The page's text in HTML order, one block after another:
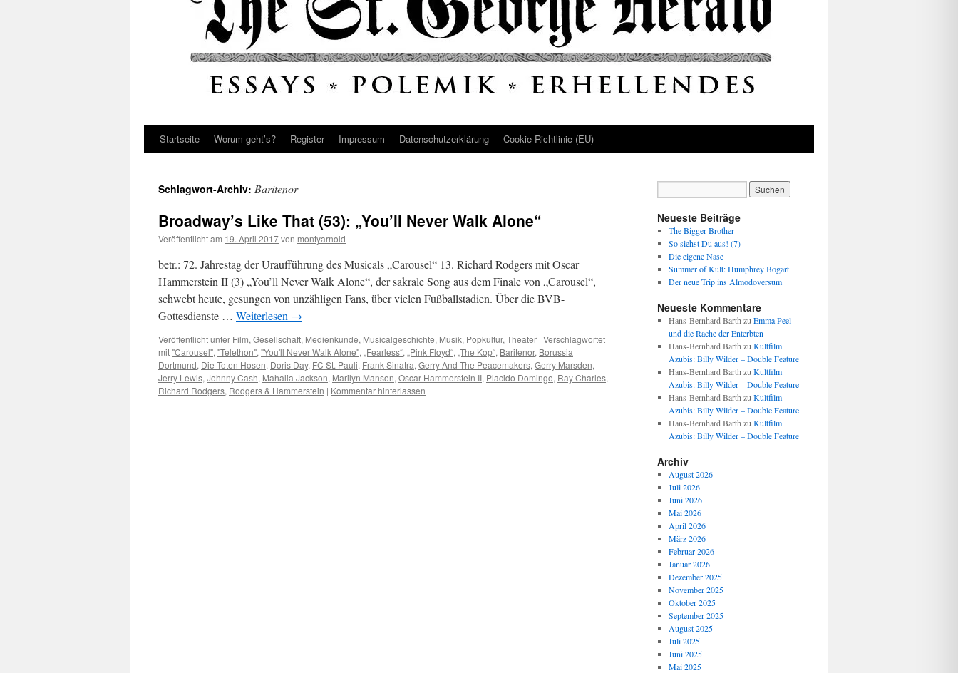
Startseite Worum geht’s? Register Impressum Datenschutz­erklärung Cookie-Richtlinie (EU)
Schlagwort-Archiv: Baritenor
Broadway’s Like That (53): „You’ll Never Walk Alone“
Veröffentlicht am 19. April 2017von montyarnold
betr.: 72. Jahrestag der Uraufführung des Musicals „Carousel“ 13. Richard Rodgers mit Oscar
Hammerstein II (3) „You’ll Never Walk Alone“, der sakrale Song aus dem Finale von „Carousel“,
schwebt heute, gesungen von unzähligen Fans, über vielen Fußballstadien. Über die BVB-
Gottesdienste … Weiterlesen →
Veröffentlicht unter Film, Gesellschaft, Medienkunde, Musicalgeschichte, Musik, Popkultur, Theater | Verschlagwortet
mit"Carousel", "Telethon", "You'll Never Walk Alone", „Fearless“, „Pink Floyd“, „The Kop“, Baritenor, Borussia
Dortmund, Die Toten Hosen, Doris Day, FC St. Pauli, Frank Sinatra, Gerry And The Peacemakers, Gerry Marsden,
Jerry Lewis, Johnny Cash, Mahalia Jackson, Marilyn Manson, Oscar Hammerstein II, Placido Domingo, Ray Charles,
Richard Rodgers, Rodgers & Hammerstein | Kommentar hinterlassen
Neueste Beiträge
The Bigger Brother
So siehst Du aus! (7)
Die eigene Nase
Summer of Kult: Humphrey Bogart
Der neue Trip ins Almodoversum
Neueste Kommentare
Hans-Bernhard Barth zu Emma Peel
und die Rache der Enterbten
Hans-Bernhard Barth zu Kultfilm
Azubis: Billy Wilder – Double Feature
Hans-Bernhard Barth zu Kultfilm
Azubis: Billy Wilder – Double Feature
Hans-Bernhard Barth zu Kultfilm
Azubis: Billy Wilder – Double Feature
Hans-Bernhard Barth zu Kultfilm
Azubis: Billy Wilder – Double Feature
Archiv
August 2026
Juli 2026
Juni 2026
Mai 2026
April 2026
März 2026
Februar 2026
Januar 2026
Dezember 2025
November 2025
Oktober 2025
September 2025
August 2025
Juli 2025
Juni 2025
Mai 2025